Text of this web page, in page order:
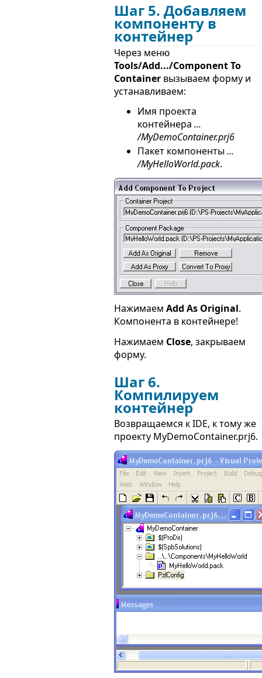
Шаг 5. Добавляем
компоненту в
контейнер
Через меню
Tools/Add.../Component To
Container вызываем форму и
устанавливаем:
Имя проекта
контейнера...
/MyDemoContainer.prj6
Пакет компоненты...
/MyHelloWorld.pack.
НажимаемAdd As Original.
Компонента в контейнере!
Нажимаем Close, закрываем
форму.
Шаг 6.
Компилируем
контейнер
Возвращаемся к IDE, к тому же
проекту MyDemoContainer.prj6.